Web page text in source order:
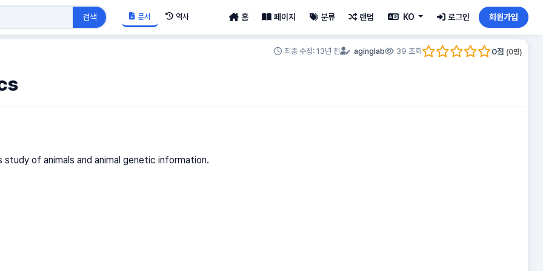
검색 문서 역사 홈 페이지 분류 랜덤 KO 로그인 회원가입
최종 수정: 13년 전 aginglab 39 조회 0점 (0명)
study of animals and animal genetic information.